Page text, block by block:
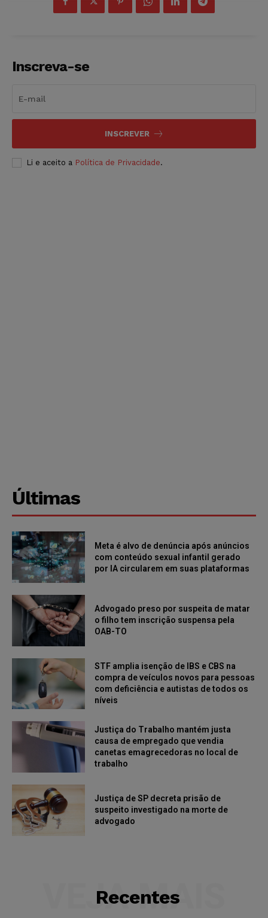
Inscreva-se
INSCREVER
Li e aceito a Política de Privacidade.
Últimas
Meta é alvo de denúncia após anúncios
com conteúdo sexual infantil gerado
por IA circularem em suas plataformas
Advogado preso por suspeita de matar
o filho tem inscrição suspensa pela
OAB-TO
STF amplia isenção de IBS e CBS na
compra de veículos novos para pessoas
com deficiência e autistas de todos os
níveis
Justiça do Trabalho mantém justa
causa de empregado que vendia
canetas emagrecedoras no local de
trabalho
Justiça de SP decreta prisão de
suspeito investigado na morte de
advogado
Recentes
VEJA MAIS